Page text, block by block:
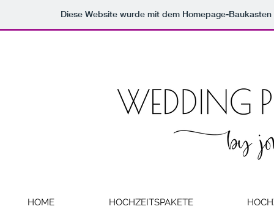
Diese Website wurde mit dem Homepage-
HOME HOCHZEITSPAKETE